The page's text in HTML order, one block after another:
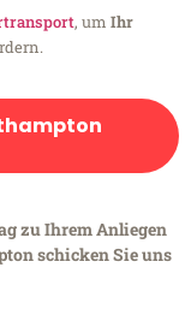
, um Ihr
zu Ihrem Anliegen
schicken Sie uns